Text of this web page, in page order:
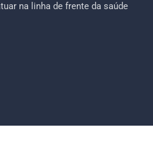
na linha de frente da saúde